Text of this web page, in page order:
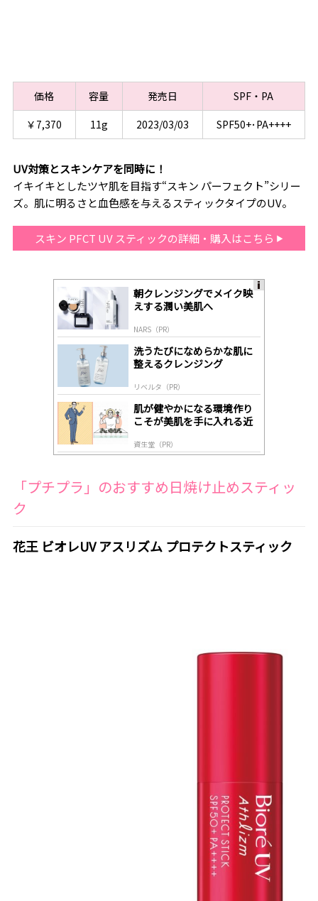
価格 容量 発売日
SPF・PA
￥7,370
11g 2023/03/03 SPF50+･PA++++
UV対策とスキンケアを同時に！
イキイキとしたツヤ肌を目指す“スキン パーフェクト”シリー
ズ。肌に明るさと血色感を与えるスティックタイプのUV。
スキン PFCT UV スティックの詳細・購入はこちら
朝クレンジングでメイク映
えする潤い美肌へ
NARS（PR）
洗うたびになめらかな肌に
整えるクレンジング
リベルタ（PR）
肌が健やかになる環境作り
こそが美肌を手に入れる近
資生堂（PR）
「プチプラ」のおすすめ日焼け止めスティッ
ク
花王 ビオレUV アスリズム プロテクトスティック